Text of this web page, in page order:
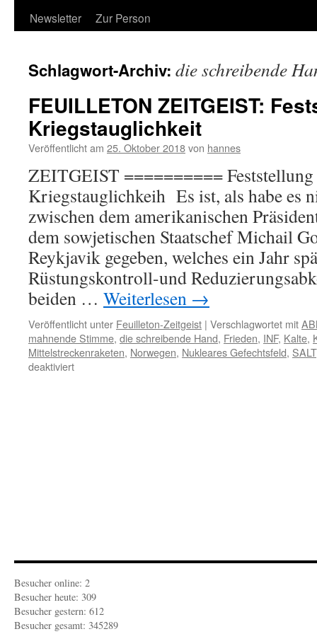
Newsletter
Zur Person
Schlagwort-Archiv: die schreibende
FEUILLETON ZEITGEIST:
Kriegstauglichkeit
Veröffentlicht am 25. Oktober 2018von hannes
ZEITGEIST ==========
Kriegstauglichkeih Es ist, als habe es
zwischen dem amerikanischen
dem sowjetischen Staatschef Michail
Reykjavik gegeben, welches ein Jahr
Rüstungskontroll-und
beiden … Weiterlesen →
Veröffentlicht unter Feuilleton-Zeitgeist | Verschlagwortet mit
mahnende Stimme, die schreibende Hand, Frieden, INF, Kalte,
Mittelstreckenraketen, Norwegen, Nukleares Gefechtsfeld, SALT
deaktiviertfür
Besucher online: 2
Besucher heute: 309
Besucher gestern: 612
Besucher gesamt: 345289